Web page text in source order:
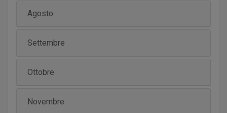
Agosto
Settembre
Ottobre
Novembre